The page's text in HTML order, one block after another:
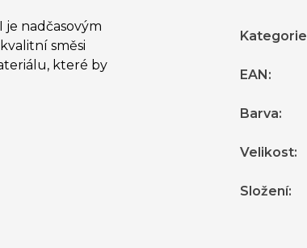
je nadčasovým
směsi
které by
Kategorie
EAN :
Barva:
Velikost:
Složení: